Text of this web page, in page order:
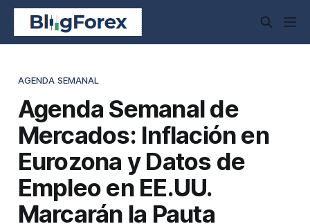
AGENDA SEMANAL
Agenda Semanal de
Mercados: Inflación en
Eurozona y Datos de
Empleo en EE.UU.
Marcarán la Pauta